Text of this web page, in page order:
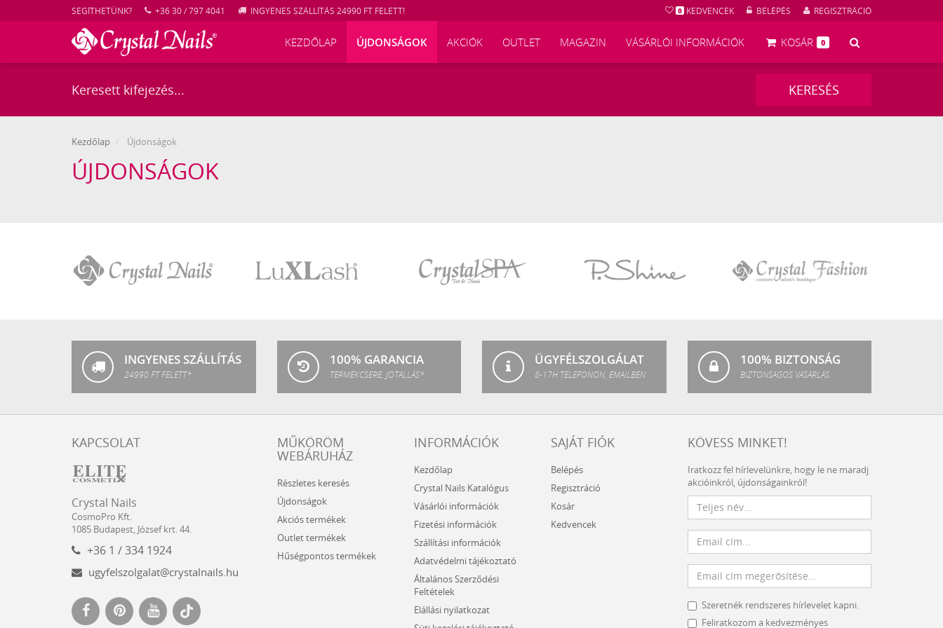
SEGÍTHETÜNK? +36 30 / 797 4041 INGYENES SZÁLLÍTÁS 24990 FT FELETT! 0 KEDVENCEK BELÉPÉS REGISZTRÁCIÓ
KEZDŐLAP ÚJDONSÁGOK AKCIÓK OUTLET MAGAZIN VÁSÁRLÓI INFORMÁCIÓK KOSÁR 0
KERESÉS
Kezdőlap Újdonságok
ÚJDONSÁGOK
INGYENES SZÁLLÍTÁS
24990 FT FELETT*
100% GARANCIA
TERMÉKCSERE, JÓTÁLLÁS*
ÜGYFÉLSZOLGÁLAT
8-17H TELEFONON, EMAILBEN
100% BIZTONSÁG
BIZTONSÁGOS VÁSÁRLÁS
KAPCSOLAT
Nails
Kft.
Crystal Nails
CosmoPro Kft.
1085 Budapest, József krt. 44.
+36 1 / 334 1924
ugyfelszolgalat@crystalnails.hu
MŰKÖRÖM
WEBÁRUHÁZ
Részletes keresés
Újdonságok
Akciós termékek
Outlet termékek
Hűségpontos termékek
INFORMÁCIÓK
Kezdőlap
Crystal Nails Katalógus
Vásárlói információk
Fizetési információk
Szállítási információk
Adatvédelmi tájékoztató
Általános Szerződési
Feltételek
Elállási nyilatkozat
SAJÁT FIÓK
Belépés
Regisztráció
Kosár
Kedvencek
KÖVESS MINKET!
Iratkozz fel hírlevelünkre, hogy le ne maradj
akcióinkról, újdonságainkról!
Szeretnék rendszeres hírlevelet kapni.
Feliratkozom a kedvezményes